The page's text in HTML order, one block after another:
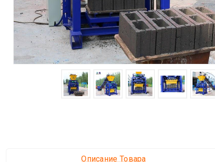
Описание Товара